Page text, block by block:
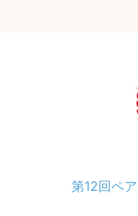
第12回ペ